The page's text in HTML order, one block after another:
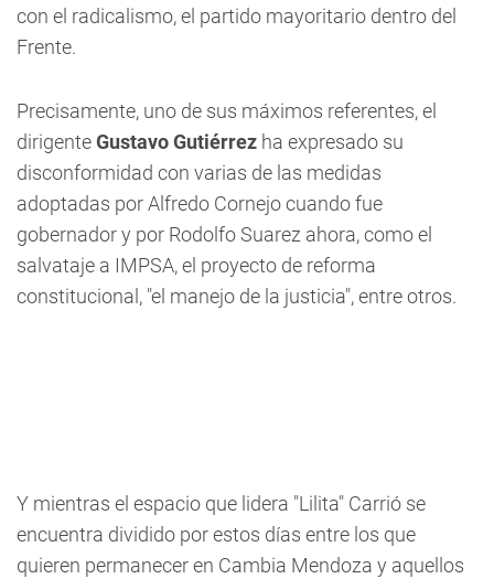
con el radicalismo, el partido mayoritario dentro del
Frente.
Precisamente, uno de sus máximos referentes, el
dirigenteGustavo Gutiérrez ha expresado su
disconformidad con varias de las medidas
adoptadas por Alfredo Cornejo cuando fue
gobernador y por Rodolfo Suarez ahora, como el
salvataje a IMPSA, el proyecto de reforma
constitucional, "el manejo de la justicia", entre otros.
Y mientras el espacio que lidera "Lilita" Carrió se
encuentra dividido por estos días entre los que
quieren permanecer en Cambia Mendoza y aquellos